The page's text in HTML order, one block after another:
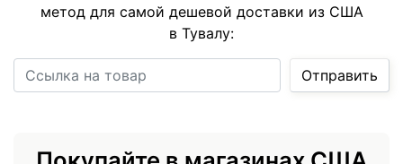
метод для самой дешевой доставки из США
в Тувалу:
Отправить